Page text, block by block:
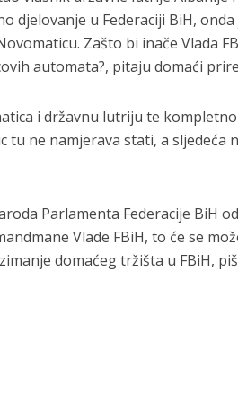
djelovanje u Federaciji BiH,
Zašto bi inače Vlada
automata?, pitaju domaći
i državnu lutriju te
ne namjerava stati, a sljedeća
Parlamenta Federacije BiH
Vlade FBiH, to će se
domaćeg tržišta u FBiH,